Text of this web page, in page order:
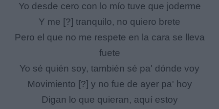
Yo desde cero con lo mío tuve que joderme
Y me [?] tranquilo, no quiero brete
Pero el que no me respete en la cara se lleva
fuete
Yo sé quién soy, también sé pa' dónde voy
Movimiento [?] y no fue de ayer pa' hoy
Digan lo que quieran, aquí estoy